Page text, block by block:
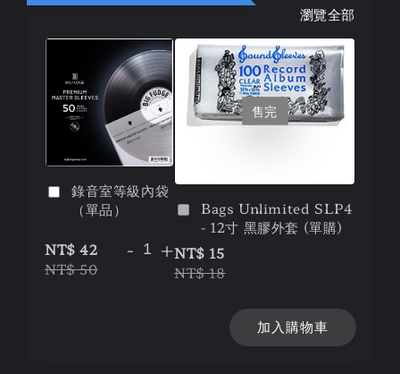
瀏覽全部
錄音室等級內袋
（單品）
NT$ 42
NT$ 50
- +
售完
Bags Unlimited SLP4
- 12寸 黑膠外套 (單購)
NT$ 15
NT$ 18
加入購物車